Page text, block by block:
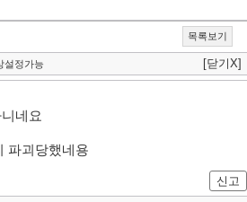
목록보기
설정가능 [닫기X]
네요
파괴당했네용
신고